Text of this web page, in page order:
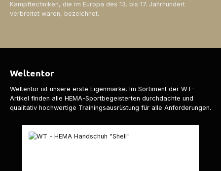
Kampftechniken, die im Europa des 13. bis 17. Jahrhundert
verbreitet waren, bezeichnet.
Weltentor
Weltentor ist unsere erste Eigenmarke. Im Sortiment der WT-
Artikel finden alle HEMA-Sportbegeisterten durchdachte und
qualitativ hochwertige Trainingsausrüstung für alle Anforderungen.